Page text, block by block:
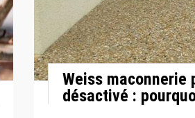
Weiss maconnerie
désactivé :